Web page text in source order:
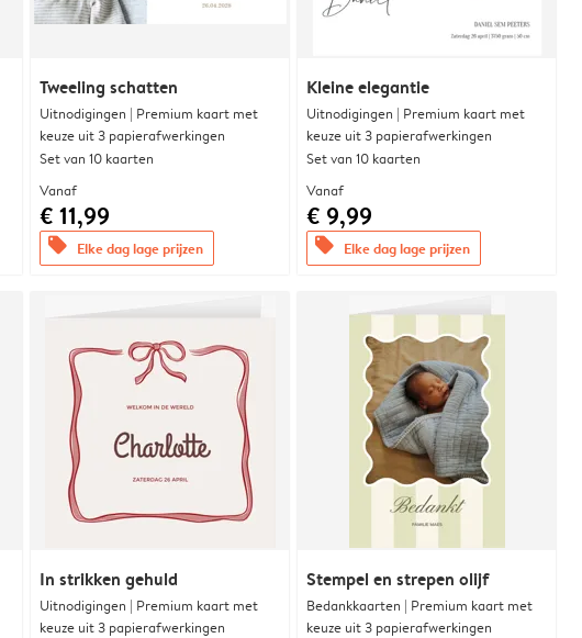
Tweeling schatten
Uitnodigingen | Premium kaart met
keuze uit 3 papierafwerkingen
Set van 10 kaarten
Vanaf
€ 11,99
offers Elke dag lage prijzen
Kleine elegantie
Uitnodigingen | Premium kaart met
keuze uit 3 papierafwerkingen
Set van 10 kaarten
Vanaf
€ 9,99
offers Elke dag lage prijzen
In strikken gehuld
Uitnodigingen | Premium kaart met
keuze uit 3 papierafwerkingen
Stempel en strepen olijf
Bedankkaarten | Premium kaart met
keuze uit 3 papierafwerkingen